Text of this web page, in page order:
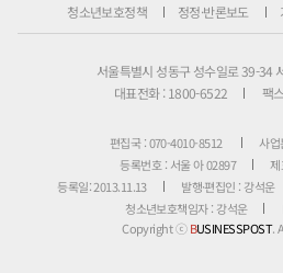
청소년보호정책 정정·반론보도
서울특별시 성동구 성수일로 39-34
대표전화 : 1800-6522
팩
편집국 : 070-4010-8512
사
등록번호 : 서울 아 02897
제
등록일: 2013.11.13
발행·편집인 : 강석운
청소년보호책임자 : 강석운
Copyright ⓒBUSINESSPOST.